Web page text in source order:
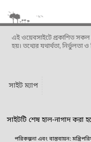
এই ওয়েবসাইটে প্রকাশিত সকল
হয়। তথ্যের যথার্থতা, নির্ভুলতা ও
সাইট ম্যাপ
সাইটটি শেষ হাল-নাগাদ
পরিকল্পনা এবং বাস্তবায়ন: